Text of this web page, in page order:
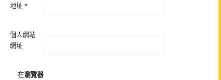
地址*
個人網站
網址
在瀏覽器